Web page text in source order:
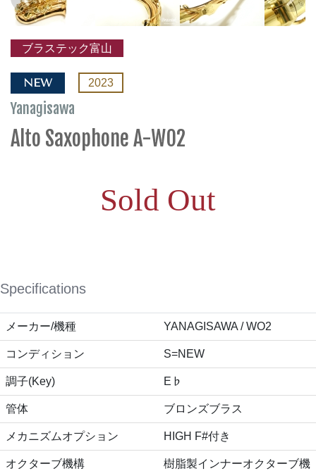
ブラステック富山
NEW 2023
Yanagisawa
Alto Saxophone A-WO2
Sold Out
Specifications
メーカー/機種 YANAGISAWA / WO2
コンディション S=NEW
調子(Key) E♭
管体 ブロンズブラス
メカニズムオプション HIGH F#付き
オクターブ機構
樹脂製インナーオクターブ機